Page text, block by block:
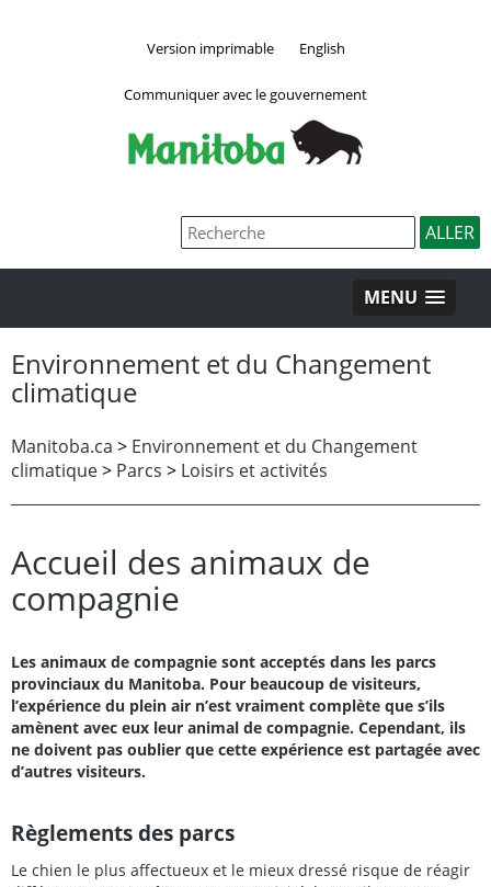
Version imprimable English
Communiquer avec le gouvernement
MENU
Environnement et du Changement
climatique
Manitoba.ca > Environnement et du Changement
climatique> Parcs > Loisirs et activités
Accueil des animaux de
compagnie
Les animaux de compagnie sont acceptés dans les parcs
provinciaux du Manitoba. Pour beaucoup de visiteurs,
l’expérience du plein air n’est vraiment complète que s’ils
amènent avec eux leur animal de compagnie. Cependant, ils
ne doivent pas oublier que cette expérience est partagée avec
d’autres visiteurs.
Règlements des parcs
Le chien le plus affectueux et le mieux dressé risque de réagir